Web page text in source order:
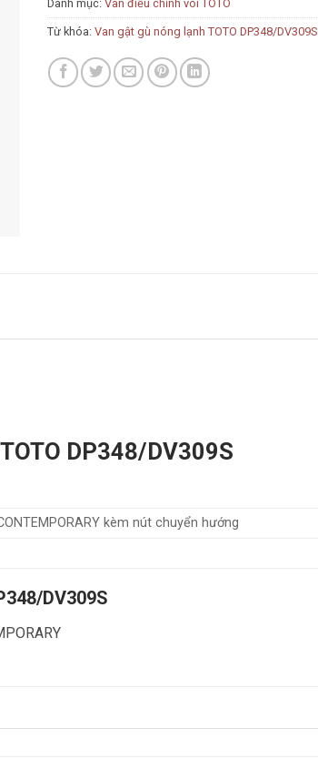
Danh mục: Van điều chỉnh vòi TOTO
Từ khóa: Van gật gù nóng lạnh TOTO DP348/DV309S
DP348/DV309S
kèm nút chuyển hướng
DV309S